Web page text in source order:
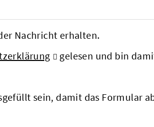
Nachricht erhalten.
gelesen und bin
sein, damit das Formular